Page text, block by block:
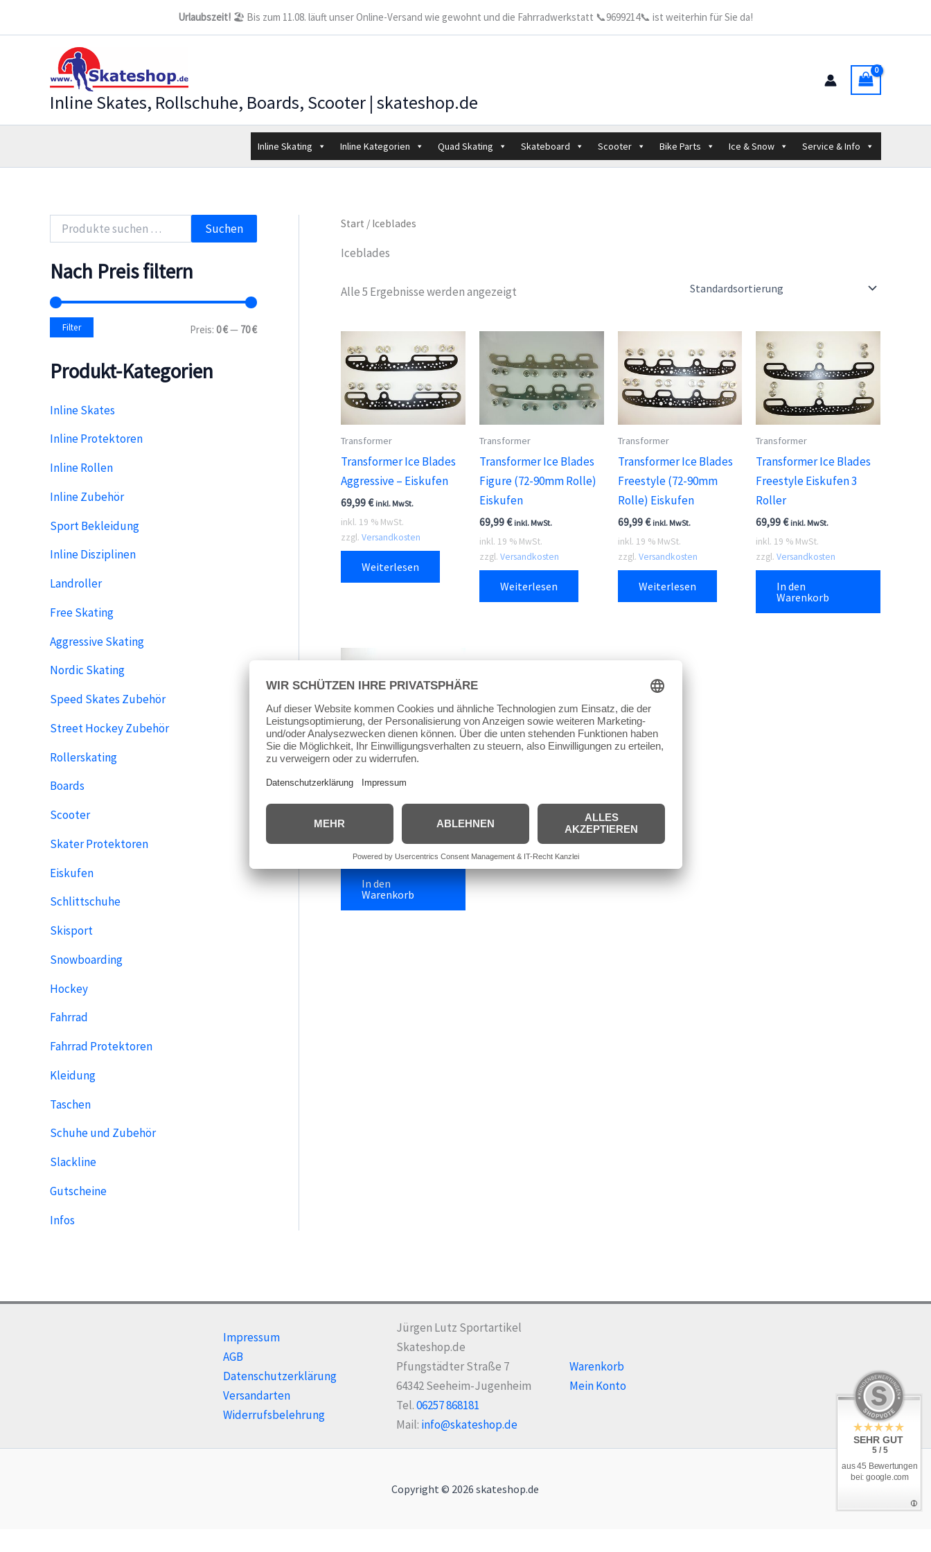
Urlaubszeit! 🏖️ Bis zum 11.08. läuft unser Online-Versand wie gewohnt und die Fahrradwerkstatt 📞9699214📞 ist weiterhin für Sie da!
Inline Skates, Rollschuhe, Boards, Scooter | skateshop.de
Inline Skating Inline Kategorien Quad Skating Skateboard Scooter Bike Parts Ice & Snow Service & Info
h
e
n
a
Suchen
Nach Preis filtern
M
i
M
a
Filter Preis: 0 €— 70 €
Produkt-Kategorien
Inline Skates
Inline Protektoren
Inline Rollen
Inline Zubehör
Sport Bekleidung
Inline Disziplinen
Landroller
Free Skating
Aggressive Skating
Nordic Skating
Speed Skates Zubehör
Street Hockey Zubehör
Rollerskating
Boards
Scooter
Skater Protektoren
Eiskufen
Schlittschuhe
Skisport
Snowboarding
Hockey
Fahrrad
Fahrrad Protektoren
Kleidung
Taschen
Schuhe und Zubehör
Slackline
Gutscheine
Infos
Start / Iceblades
Iceblades
Alle 5 Ergebnisse werden angezeigt
Transformer
Transformer Ice Blades
Aggressive – Eiskufen
69,99€ inkl. MwSt.
inkl. 19 % MwSt.
zzgl. Versandkosten
Weiterlesen
Transformer
Transformer Ice Blades
Figure (72-90mm Rolle)
Eiskufen
69,99€ inkl. MwSt.
inkl. 19 % MwSt.
zzgl. Versandkosten
Weiterlesen
Transformer
Transformer Ice Blades
Freestyle (72-90mm
Rolle) Eiskufen
69,99€ inkl. MwSt.
inkl. 19 % MwSt.
zzgl. Versandkosten
Weiterlesen
Transformer
Transformer Ice Blades
Freestyle Eiskufen 3
Roller
69,99€ inkl. MwSt.
inkl. 19 % MwSt.
zzgl.Versandkosten
In den
Warenkorb
Transformer
Transformer Ice Blades
4,00
inkl. 19 % MwSt.
zzgl.Versandkosten
In den
Warenkorb
Impressum
AGB
Datenschutzerklärung
Versandarten
Widerrufsbelehrung
Jürgen Lutz Sportartikel
Skateshop.de
Pfungstädter Straße 7
64342 Seeheim-Jugenheim
Tel.06257 868181
Mail: info@skateshop.de
Warenkorb
Mein Konto
Copyright © 2026 skateshop.de
SEHR GUT
5 / 5
aus 45 Bewertungen
bei: google.com